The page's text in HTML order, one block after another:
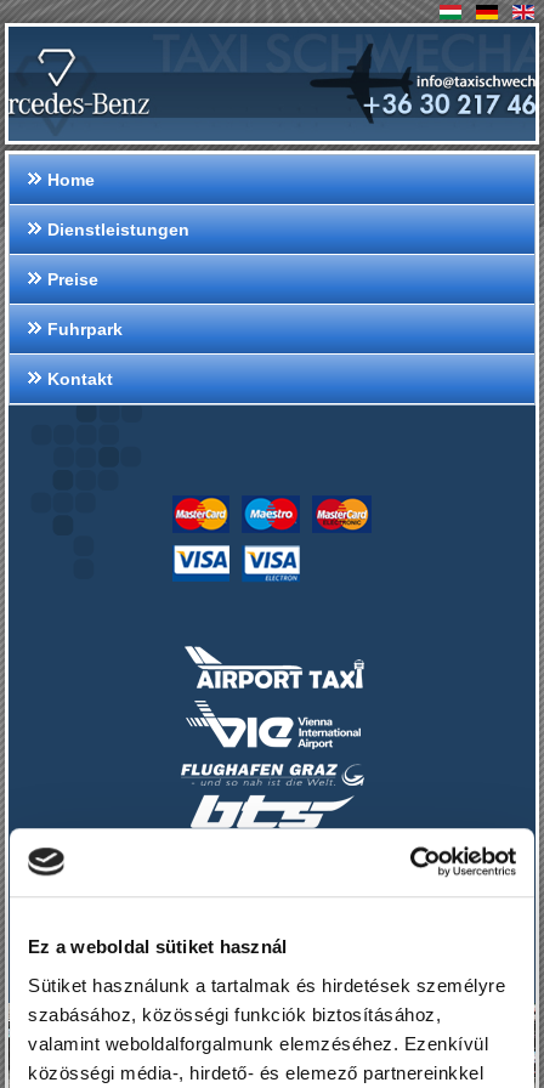
Ez a weboldal sütiket használ
Sütiket használunk a tartalmak és hirdetések személyre
szabásához, közösségi funkciók biztosításához,
valamint weboldalforgalmunk elemzéséhez. Ezenkívül
közösségi média-, hirdető- és elemező partnereinkkel
Home
Dienstleistungen
Preise
Fuhrpark
Kontakt